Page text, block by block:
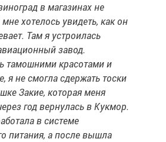
в магазинах не
хотелось увидеть, как он
Там я устроилась
завод.
тамошними красотами и
я не смогла сдержать тоски
Закие, которая меня
год вернулась в Кукмор.
в системе
питания, а после вышла